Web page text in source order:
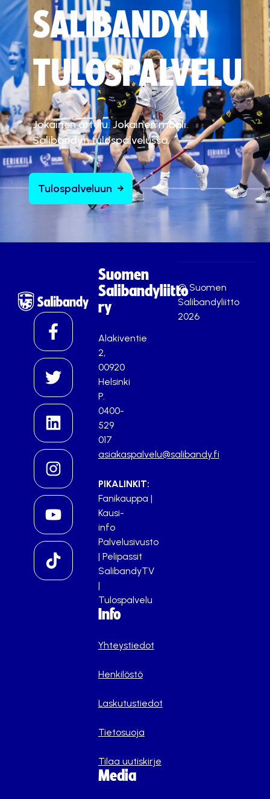
SALIBANDYN
TULOSPALVELU
Jokainen ottelu. Jokainen maali.
Salibandyn tulospalvelussa.
Tulospalveluun
Suomen
Salibandyliitto
ry
Alakiventie
2,
00920
Helsinki
P.
0400-
529
017
asiakaspalvelu@salibandy.fi
PIKALINKIT:
Fanikauppa |
Kausi-
info
Palvelusivusto
| Pelipassit
SalibandyTV
|
Tulospalvelu
Info
Yhteystiedot
Henkilöstö
Laskutustiedot
Tietosuoja
Tilaa uutiskirje
Media
© Suomen
Salibandyliitto
2026